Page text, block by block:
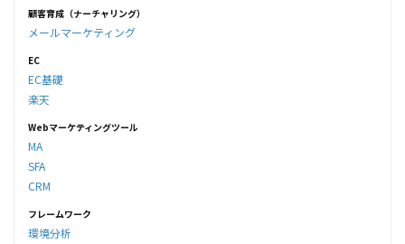
顧客育成（ナーチャリング）
メールマーケティング
EC
EC基礎
楽天
Webマーケティングツール
MA
SFA
CRM
フレームワーク
環境分析